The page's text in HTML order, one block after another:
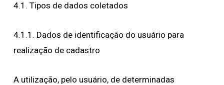
4.1. Tipos de dados coletados
4.1.1. Dados de identificação do usuário para
realização de cadastro
A utilização, pelo usuário, de determinadas